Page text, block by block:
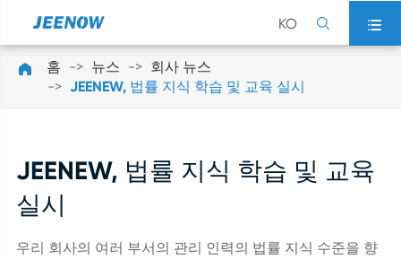
KO  
 홈 뉴스
회사 뉴스
JEENEW, 법률 지식 학습 및 교육 실시
JEENEW, 법률 지식 학습 및 교육
실시
우리 회사의 여러 부서의 관리 인력의 법률 지식 수준을 향